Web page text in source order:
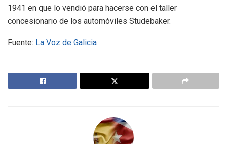
1941 en que lo vendió para hacerse con el taller
concesionario de los automóviles Studebaker.
Fuente: La Voz de Galicia